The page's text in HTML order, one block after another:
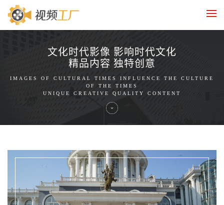
文化时代影像 影响时代文化
精品内容 独特创意
IMAGES OF CULTURAL TIMES INFLUENCE THE CULTURE
OF THE TIMES
UNIQUE CREATIVE QUALITY CONTENT